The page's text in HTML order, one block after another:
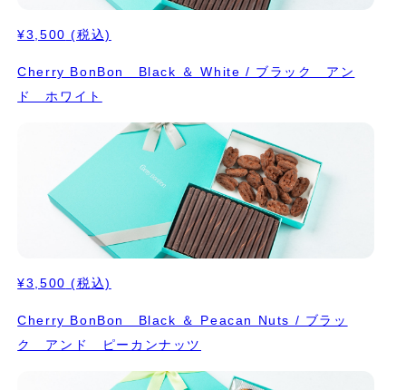
¥3,500 (税込)
Cherry BonBon Black ＆ White / ブラック アン
ド ホワイト
¥3,500 (税込)
Cherry BonBon Black ＆ Peacan Nuts / ブラッ
ク アンド ピーカンナッツ